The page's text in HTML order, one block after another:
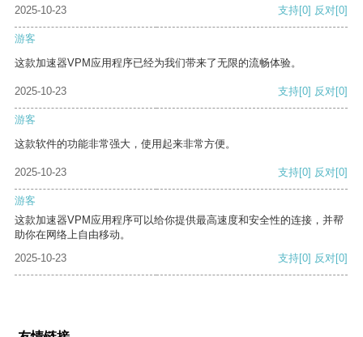
2025-10-23 支持[0] 反对[0]
游客
这款加速器VPM应用程序已经为我们带来了无限的流畅体验。
2025-10-23 支持[0] 反对[0]
游客
这款软件的功能非常强大，使用起来非常方便。
2025-10-23 支持[0] 反对[0]
游客
这款加速器VPM应用程序可以给你提供最高速度和安全性的连接，并帮
助你在网络上自由移动。
2025-10-23
支持[0] 反对[0]